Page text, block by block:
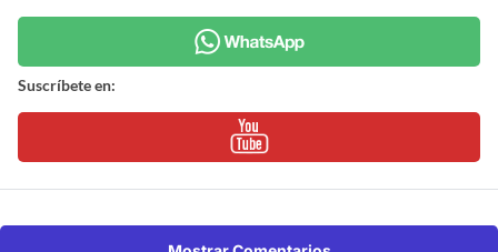
Suscríbete en: